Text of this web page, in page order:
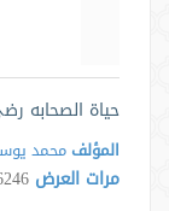
حياة الصحابه
المؤلف محمد
مرات العرض